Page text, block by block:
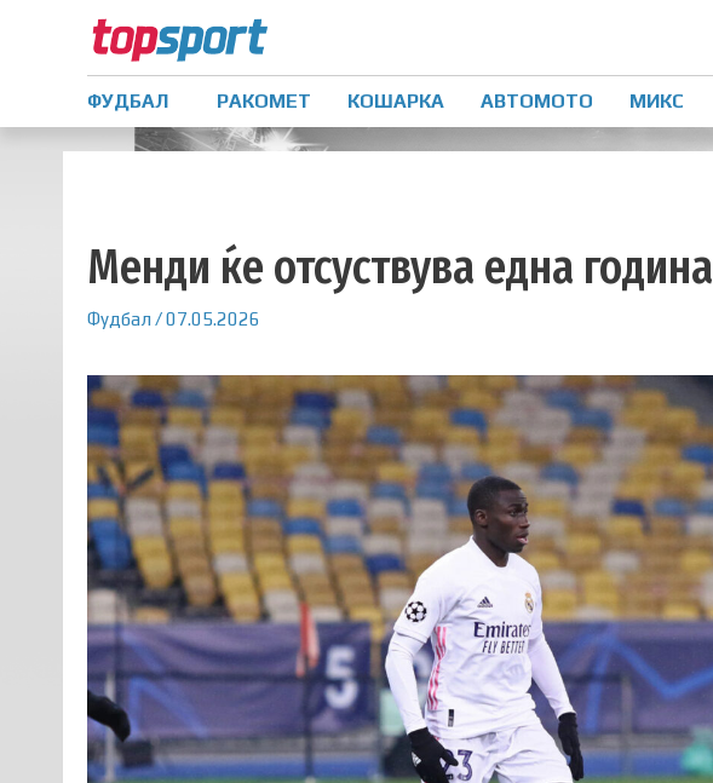
ФУДБАЛ РАКОМЕТ КОШАРКА АВТОМОТО МИКС
Менди ќе отсуствува една година
Фудбал /07.05.2026